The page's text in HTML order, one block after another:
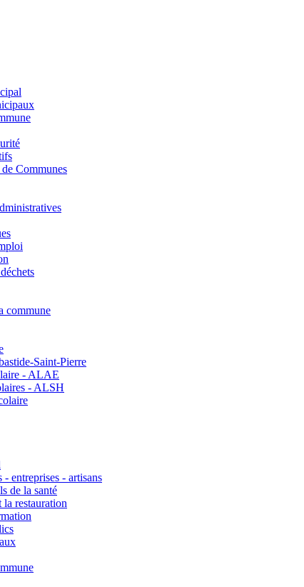
Communes
commune
Saint-Pierre
- ALAE
- ALSH
- entreprises - artisans
de la santé
la restauration